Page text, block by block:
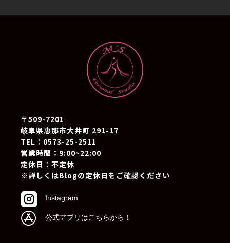
〒509-7201
岐阜県恵那市大井町 291-17
TEL：0573-25-2511
営業時間：9:00~22:00
定休日：不定休
※詳しくはBlogの定休日をご確認ください
 Instagram
 公式アプリはこちらから！